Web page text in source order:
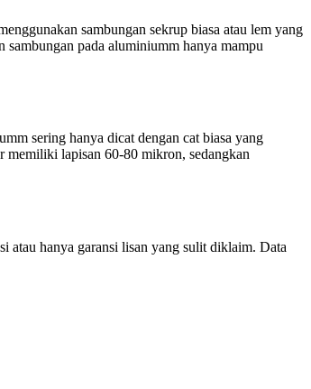
sambungan sekrup biasa atau lem yang
pada aluminiumm hanya mampu
sering hanya dicat dengan cat biasa yang
memiliki lapisan 60-80 mikron, sedangkan
atau hanya garansi lisan yang sulit diklaim. Data